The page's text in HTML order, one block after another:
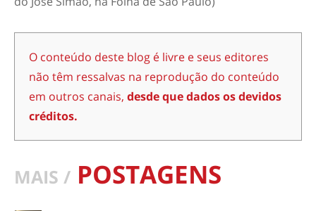
O conteúdo deste blog é livre e seus editores
não têm ressalvas na reprodução do conteúdo
em outros canais, desde que dados os devidos
créditos.
MAIS / POSTAGENS